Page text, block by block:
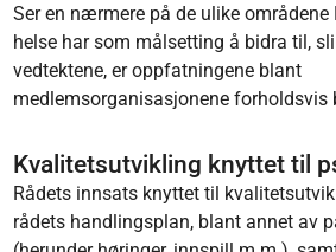
Ser en nærmere på de ulike
helse har som målsetting å bidra til,
vedtektene, er oppfatningene blant
medlemsorganisasjonene forholdsvis
Kvalitetsutvikling knyttet til
Rådets innsats knyttet til
rådets handlingsplan, blant annet av